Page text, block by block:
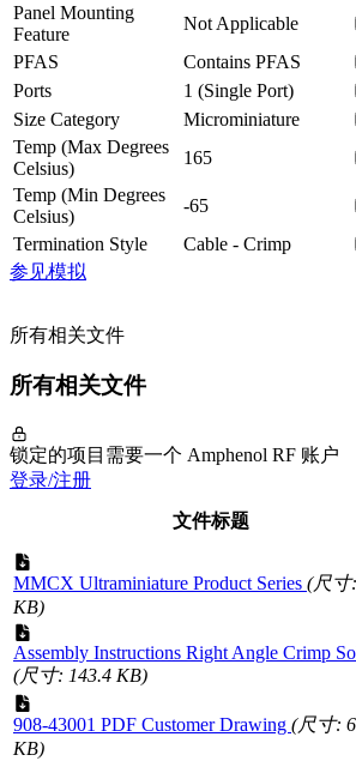
Panel Mounting
Feature
Not Applicable
PFAS
Contains PFAS
Ports
1 (Single Port)
Size Category
Microminiature
Temp (Max Degrees
Celsius)
165
Temp (Min Degrees
Celsius)
-65
Termination Style
Cable - Crimp
参见模拟
所有相关文件
所有相关文件
锁定的项目需要一个 Amphenol RF 账户
登录/注册
文件标题
MMCX Ultraminiature Product Series (尺寸
KB)
Assembly Instructions Right Angle Crimp
(尺寸: 143.4 KB)
908-43001 PDF Customer Drawing (尺寸:
KB)